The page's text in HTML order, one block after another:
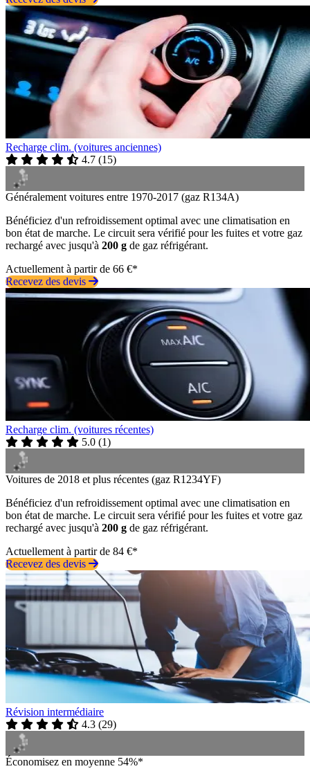
Recharge clim. (voitures anciennes)
4.7 (15)
Généralement voitures entre 1970-2017 (gaz R134A)
Bénéficiez d'un refroidissement optimal avec une climatisation en
bon état de marche. Le circuit sera vérifié pour les fuites et votre gaz
rechargé avec jusqu'à 200 g de gaz réfrigérant.
Actuellement à partir de 66 €*
Recevez des devis
Recharge clim. (voitures récentes)
5.0 (1)
Voitures de 2018 et plus récentes (gaz R1234YF)
Bénéficiez d'un refroidissement optimal avec une climatisation en
bon état de marche. Le circuit sera vérifié pour les fuites et votre gaz
rechargé avec jusqu'à 200 g de gaz réfrigérant.
Actuellement à partir de 84 €*
Recevez des devis
Révision intermédiaire
4.3 (29)
Économisez en moyenne 54%*